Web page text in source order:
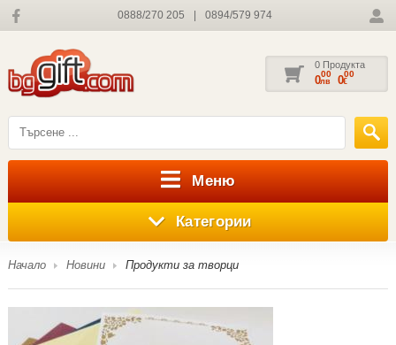
0888/270 205 0894/579 974
0 Продукта
000
лв 000
€
Меню
Категории
Начало Новини Продукти за творци